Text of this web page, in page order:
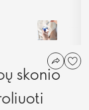
skonio